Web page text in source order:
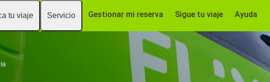
tu viaje Servicio Gestionar mi reserva Sigue tu viaje Ayuda